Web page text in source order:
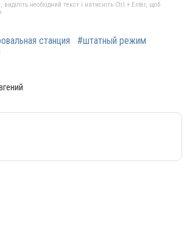
необхідний текст і натисніть Ctrl + Enter, щоб
станция
#штатный режим